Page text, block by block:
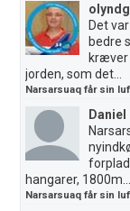
Det
bedre
kræver
jorden, som det...
Narsarsuaq får sin
Daniel
hangarer, 1800m...
Narsarsuaq får sin